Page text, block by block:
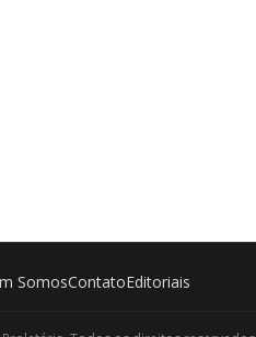
SomosContatoEditoriais